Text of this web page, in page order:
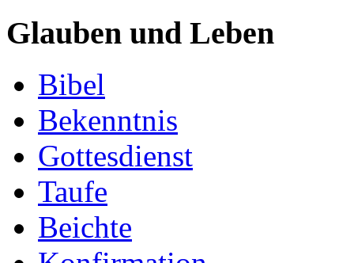
Glauben und Leben
Bibel
Bekenntnis
Gottesdienst
Taufe
Beichte